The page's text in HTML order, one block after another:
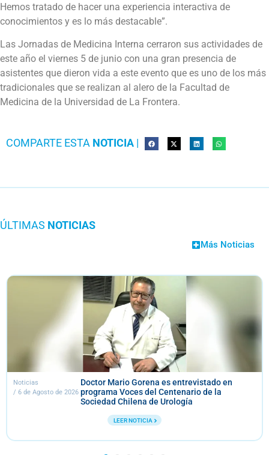
Hemos tratado de hacer una experiencia interactiva de
conocimientos y es lo más destacable”.
Las Jornadas de Medicina Interna cerraron sus actividades de
este año el viernes 5 de junio con una gran presencia de
asistentes que dieron vida a este evento que es uno de los más
tradicionales que se realizan al alero de la Facultad de
Medicina de la Universidad de La Frontera.
COMPARTE ESTA NOTICIA
ÚLTIMAS NOTICIAS
Más Noticias
Noticias
/ 6 de Agosto de 2026
Doctor Mario Gorena es entrevistado en
programa Voces del Centenario de la
Sociedad Chilena de Urología
LEER NOTICIA